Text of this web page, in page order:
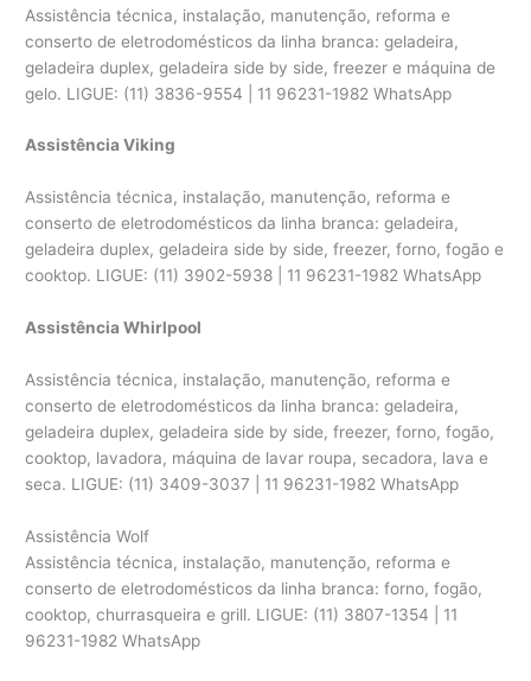
Assistência técnica, instalação, manutenção, reforma e
conserto de eletrodomésticos da linha branca: geladeira,
geladeira duplex, geladeira side by side, freezer e máquina de
gelo. LIGUE: (11) 3836-9554 | 11 96231-1982 WhatsApp
Assistência Viking
Assistência técnica, instalação, manutenção, reforma e
conserto de eletrodomésticos da linha branca: geladeira,
geladeira duplex, geladeira side by side, freezer, forno, fogão e
cooktop. LIGUE: (11) 3902-5938 | 11 96231-1982 WhatsApp
Assistência Whirlpool
Assistência técnica, instalação, manutenção, reforma e
conserto de eletrodomésticos da linha branca: geladeira,
geladeira duplex, geladeira side by side, freezer, forno, fogão,
cooktop, lavadora, máquina de lavar roupa, secadora, lava e
seca. LIGUE: (11) 3409-3037 | 11 96231-1982 WhatsApp
Assistência Wolf
Assistência técnica, instalação, manutenção, reforma e
conserto de eletrodomésticos da linha branca: forno, fogão,
cooktop, churrasqueira e grill. LIGUE: (11) 3807-1354 | 11
96231-1982 WhatsApp